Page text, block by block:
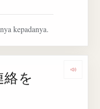
kepadanya.
を